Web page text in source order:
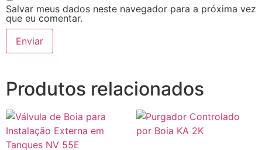
Salvar meus dados neste navegador para a próxima vez
que eu comentar.
Produtos relacionados